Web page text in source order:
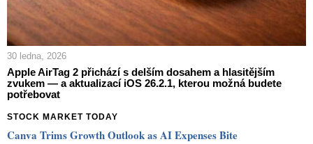
30 ledna, 2026
Apple AirTag 2 přichází s delším dosahem a hlasitějším
zvukem — a aktualizací iOS 26.2.1, kterou možná budete
potřebovat
STOCK MARKET TODAY
Canva Trims Growth Outlook as AI Expenses Bite